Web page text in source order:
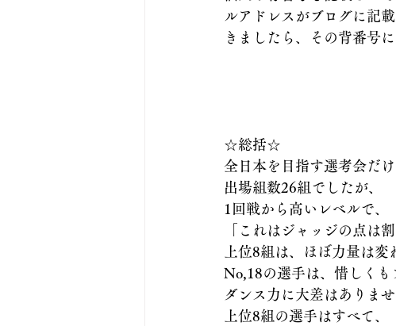
ルアドレスがブログに記
きましたら、その背番号
☆総括☆
全日本を目指す選考会だけ
出場組数26組でしたが、
1回戦から高いレベルで、
「これはジャッジの点は
上位8組は、ほぼ力量は変
No,18の選手は、惜しくも
ダンス力に大差はありませ
上位8組の選手はすべて、